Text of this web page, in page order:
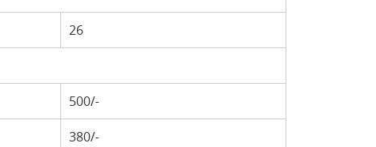
26
500/-
380/-